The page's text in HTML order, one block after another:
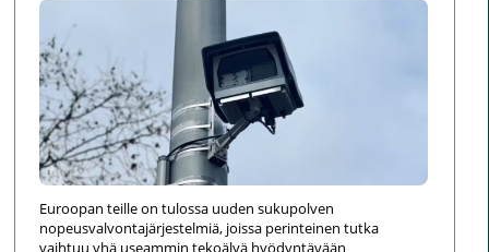
Euroopan teille on tulossa uuden sukupolven
nopeusvalvontajärjestelmiä, joissa perinteinen tutka
vaihtuu yhä useammin tekoälyä hyödyntävään